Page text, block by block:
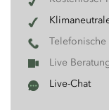
Telefonische
Live
Live-Chat